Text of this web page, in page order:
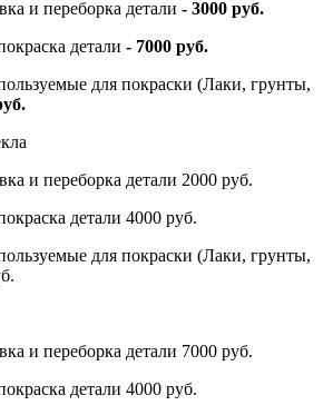
и переборка детали - 3000 руб.
детали - 7000 руб.
для покраски (Лаки, грунты,
и переборка детали 2000 руб.
детали 4000 руб.
для покраски (Лаки, грунты,
и переборка детали 7000 руб.
детали 4000 руб.